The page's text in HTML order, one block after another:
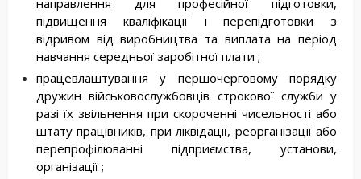
направлення для професійної підготовки,
підвищення кваліфікації і перепідготовки з
відривом від виробництва та виплата на період
навчання середньої заробітної плати ;
працевлаштування у першочерговому порядку
дружин військовослужбовців строкової служби у
разі їх звільнення при скороченні чисельності або
штату працівників, при ліквідації, реорганізації або
перепрофілюванні підприємства, установи,
організації ;